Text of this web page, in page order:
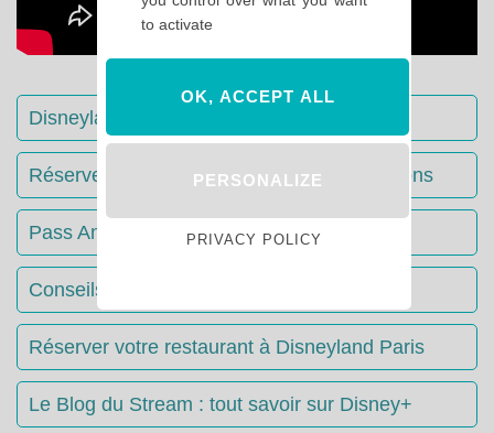
Disneyland Paris : Le guide complet
Réserver votre séjour : toutes les informations
Pass Annuels Disney : informations
Conseils & Astuces Disneyland Paris
Réserver votre restaurant à Disneyland Paris
Le Blog du Stream : tout savoir sur Disney+
to activate
OK, ACCEPT ALL
PERSONALIZE
PRIVACY POLICY